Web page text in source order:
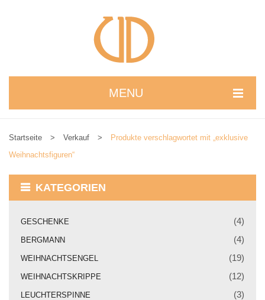
MENU
Startseite > Verkauf >
Produkte verschlagwortet mit „exklusive
Weihnachtsfiguren“
KATEGORIEN
GESCHENKE (4)
BERGMANN (4)
WEIHNACHTSENGEL (19)
WEIHNACHTSKRIPPE (12)
LEUCHTERSPINNE (3)